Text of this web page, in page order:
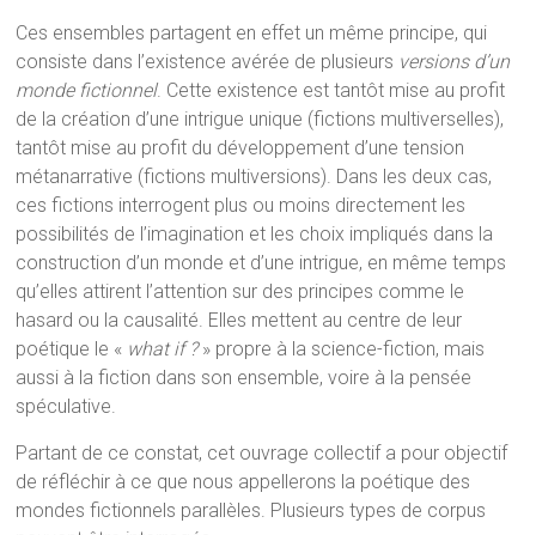
Ces ensembles partagent en effet un même principe, qui
consiste dans l’existence avérée de plusieurs versions d’un
monde fictionnel. Cette existence est tantôt mise au profit
de la création d’une intrigue unique (fictions multiverselles),
tantôt mise au profit du développement d’une tension
métanarrative (fictions multiversions). Dans les deux cas,
ces fictions interrogent plus ou moins directement les
possibilités de l’imagination et les choix impliqués dans la
construction d’un monde et d’une intrigue, en même temps
qu’elles attirent l’attention sur des principes comme le
hasard ou la causalité. Elles mettent au centre de leur
poétique le « what if ?» propre à la science-fiction, mais
aussi à la fiction dans son ensemble, voire à la pensée
spéculative.
Partant de ce constat, cet ouvrage collectif a pour objectif
de réfléchir à ce que nous appellerons la poétique des
mondes fictionnels parallèles. Plusieurs types de corpus